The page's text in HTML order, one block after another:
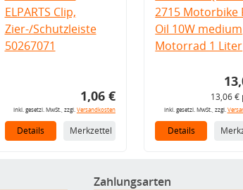
ELPARTS Clip,
Zier-/Schutzleiste
50267071
1,06 €
inkl. gesetzl. MwSt., zzgl. Versandkosten
Details Merkzettel
2715 Motorbike
Oil 10W medium
Motorrad 1 Liter
13,06 €
inkl. gesetzl. MwSt., zzgl.
Details
Zahlungsarten